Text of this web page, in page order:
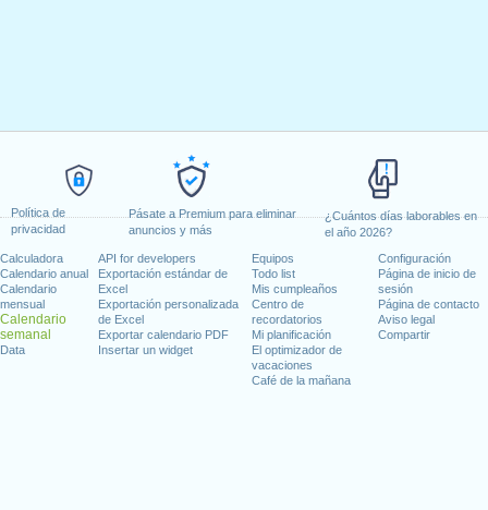
Política de
privacidad
Pásate a Premium para eliminar
anuncios y más
¿Cuántos días laborables en
el año 2026?
Calculadora
Calendario anual
Calendario
mensual
Calendario
semanal
Data
API for developers
Exportación estándar de
Excel
Exportación personalizada
de Excel
Exportar calendario PDF
Insertar un widget
Equipos
Todo list
Mis cumpleaños
Centro de
recordatorios
Mi planificación
El optimizador de
vacaciones
Café de la mañana
Configuración
Página de inicio de
sesión
Página de contacto
Aviso legal
Compartir